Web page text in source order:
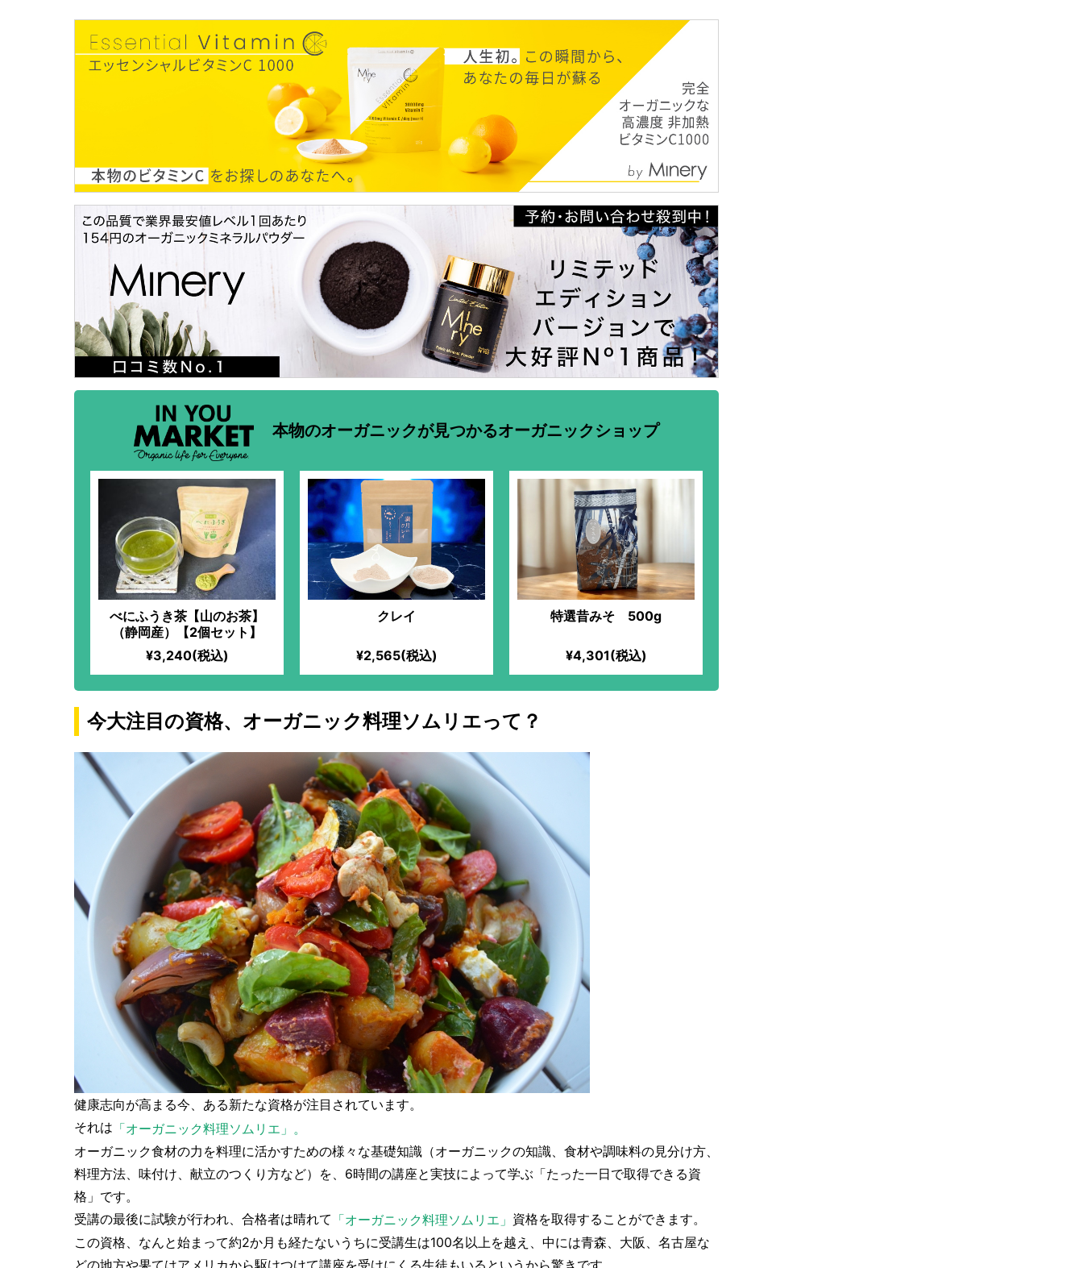
本物のオーガニックが見つかるオーガニックショップ
べにふうき茶【山のお茶】
（静岡産）【2個セット】
¥3,240(税込)
クレイ
¥2,565(税込)
特選昔みそ 500g
¥4,301(税込)
今大注目の資格、オーガニック料理ソムリエって？
健康志向が高まる今、ある新たな資格が注目されています。
それは 「オーガニック料理ソムリエ」。
オーガニック食材の力を料理に活かすための様々な基礎知識（オーガニックの知識、食材や調味料の見分け方、
料理方法、味付け、献立のつくり方など）を、6時間の講座と実技によって学ぶ「たった一日で取得できる資
格」です。
受講の最後に試験が行われ、合格者は晴れて 「オーガニック料理ソムリエ」 資格を取得することができます。
この資格、なんと始まって約2か月も経たないうちに受講生は100名以上を越え、中には青森、大阪、名古屋な